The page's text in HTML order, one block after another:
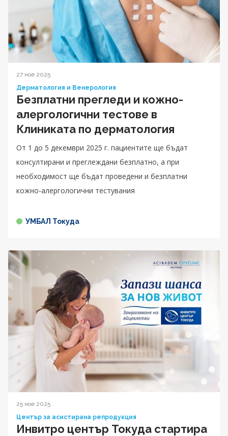
27 ное 2025
Дерматология и Венерология
Безплатни прегледи и кожно-
алергологични тестове в
Клиниката по дерматология
От 1 до 5 декември 2025 г. пациентите ще бъдат
консултирани и преглеждани безплатно, а при
необходимост ще бъдат проведени и безплатни
кожно-алергологични тестувания
УМБАЛ Токуда
25 ное 2025
Център за асистирана репродукция
Инвитро център Токуда стартира